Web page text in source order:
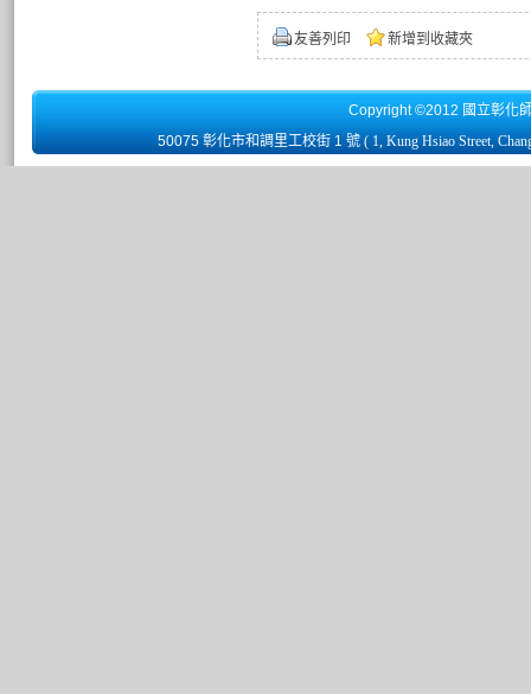
友善列印 新增到收藏夾
Copyright ©2012 國立彰化
50075 彰化市和調里工校街 1 號 ( 1, Kung Hsiao Street,